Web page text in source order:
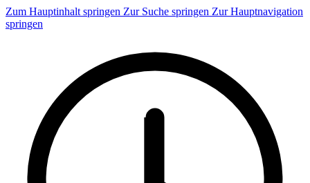
Zum Hauptinhalt springen Zur Suche springen Zur Hauptnavigation
springen